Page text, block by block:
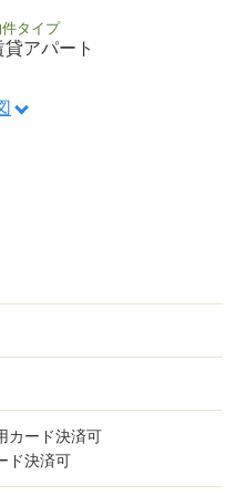
タイプ
貸アパート
カード決済可
ド決済可